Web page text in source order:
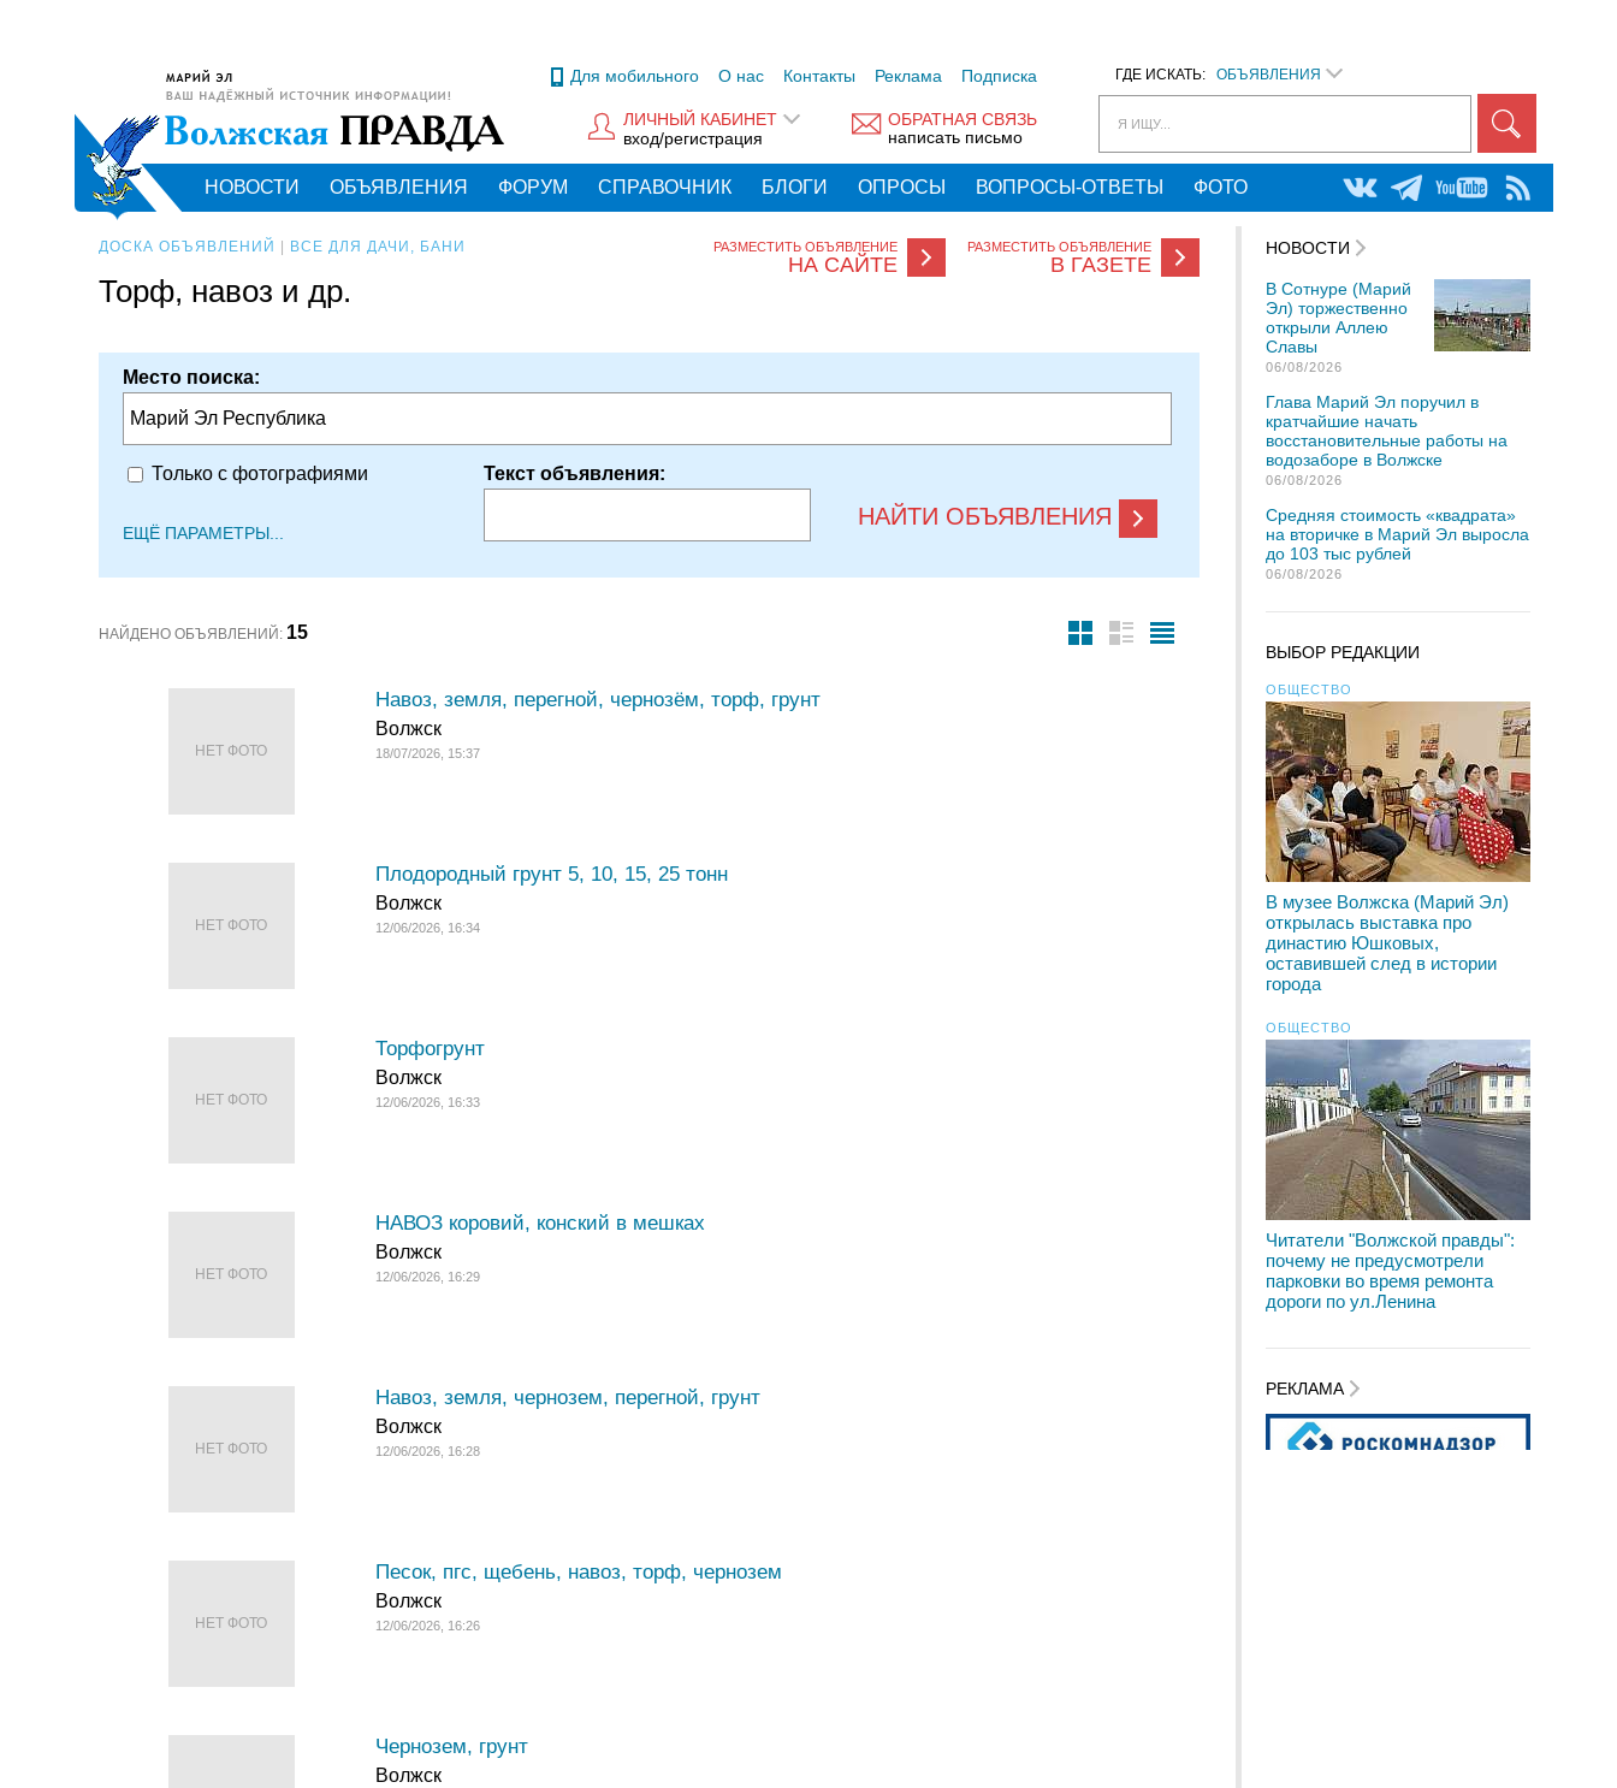
ГДЕ ИСКАТЬ: ОБЪЯВЛЕНИЯ
Я ИЩУ...
Для мобильного О нас Контакты Реклама Подписка
ОБРАТНАЯ СВЯЗЬ
написать письмо
ЛИЧНЫЙ КАБИНЕТ
вход/регистрация
НОВОСТИ ОБЪЯВЛЕНИЯ ФОРУМ СПРАВОЧНИК БЛОГИ ОПРОСЫ ВОПРОСЫ-ОТВЕТЫ ФОТО
РАЗМЕСТИТЬ ОБЪЯВЛЕНИЕ
НА САЙТЕ
РАЗМЕСТИТЬ ОБЪЯВЛЕНИЕ
В ГАЗЕТЕ
ДОСКА ОБЪЯВЛЕНИЙ ВСЕ ДЛЯ ДАЧИ, БАНИ
Торф, навоз и др.
Место поиска:
Марий Эл Республика
Только с фотографиями Текст объявления:
ЕЩЁ ПАРАМЕТРЫ...
НАЙТИ ОБЪЯВЛЕНИЯ
НАЙДЕНО ОБЪЯВЛЕНИЙ: 15
НЕТ ФОТО
Навоз, земля, перегной, чернозём, торф, грунт
Волжск
18/07/2026, 15:37
НЕТ ФОТО
Плодородный грунт 5, 10, 15, 25 тонн
Волжск
12/06/2026, 16:34
НЕТ ФОТО
Торфогрунт
Волжск
12/06/2026, 16:33
НЕТ ФОТО
НАВОЗ коровий, конский в мешках
Волжск
12/06/2026, 16:29
НЕТ ФОТО
Навоз, земля, чернозем, перегной, грунт
Волжск
12/06/2026, 16:28
НЕТ ФОТО
Песок, пгс, щебень, навоз, торф, чернозем
Волжск
12/06/2026, 16:26
Чернозем, грунт
Волжск
НОВОСТИ
В Сотнуре (Марий
Эл) торжественно
открыли Аллею
Славы
06/08/2026
Глава Марий Эл поручил в
кратчайшие начать
восстановительные работы на
водозаборе в Волжске
06/08/2026
Средняя стоимость «квадрата»
на вторичке в Марий Эл выросла
до 103 тыс рублей
06/08/2026
ВЫБОР РЕДАКЦИИ
ОБЩЕСТВО
В музее Волжска (Марий Эл)
открылась выставка про
династию Юшковых,
оставившей след в истории
города
ОБЩЕСТВО
Читатели "Волжской правды":
почему не предусмотрели
парковки во время ремонта
дороги по ул.Ленина
РЕКЛАМА